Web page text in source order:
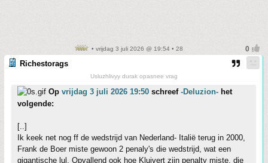
• vrijdag 3 juli 2026 @ 19:54 • 28
Richestorags
Usluzhlivyy durak opasnee vrag
Op vrijdag 3 juli 2026 19:50 schreef -Deluzion- het
volgende:
[..]
Ik keek net nog ff de wedstrijd van Nederland- Italië terug in 2000,
Frank de Boer miste gewoon 2 penaly's die wedstrijd, wat een
gigantische lul. Opvallend ook hoe Kluivert zijn penalty miste, die